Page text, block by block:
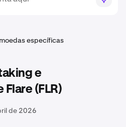
específicas
e
Flare (FLR)
de 2026